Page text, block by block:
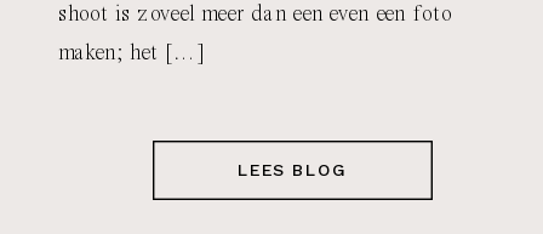
shoot is zoveel meer dan een even een foto
maken; het […]
LEES BLOG